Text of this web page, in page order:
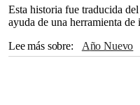
Esta historia fue traducida
ayuda de una herramienta
Lee más sobre
Año Nuevo